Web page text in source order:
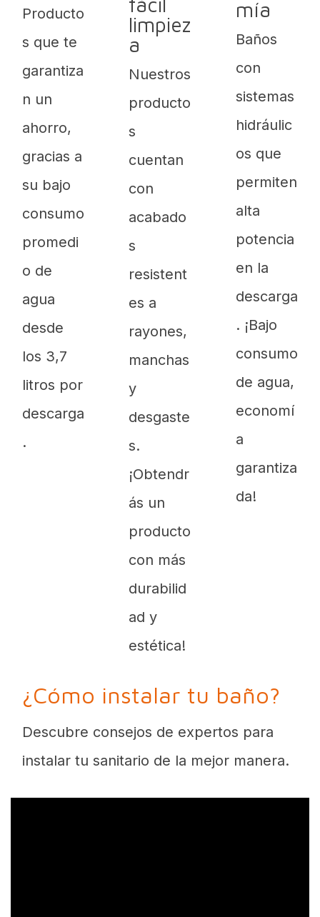
Producto
s que te
garantiza
n un
ahorro,
gracias a
su bajo
consumo
promedi
o de
agua
desde
los 3,7
litros por
descarga
.
limpiez
a
Nuestros
producto
s
cuentan
con
acabado
s
resistent
es a
rayones,
manchas
y
desgaste
s.
¡Obtendr
ás un
producto
con más
durabilid
ad y
estética!
mía
Baños
con
sistemas
hidráulic
os que
permiten
alta
potencia
en la
descarga
. ¡Bajo
consumo
de agua,
economí
a
garantiza
da!
¿Cómo instalar tu baño?
Descubre consejos de expertos para
instalar tu sanitario de la mejor manera.